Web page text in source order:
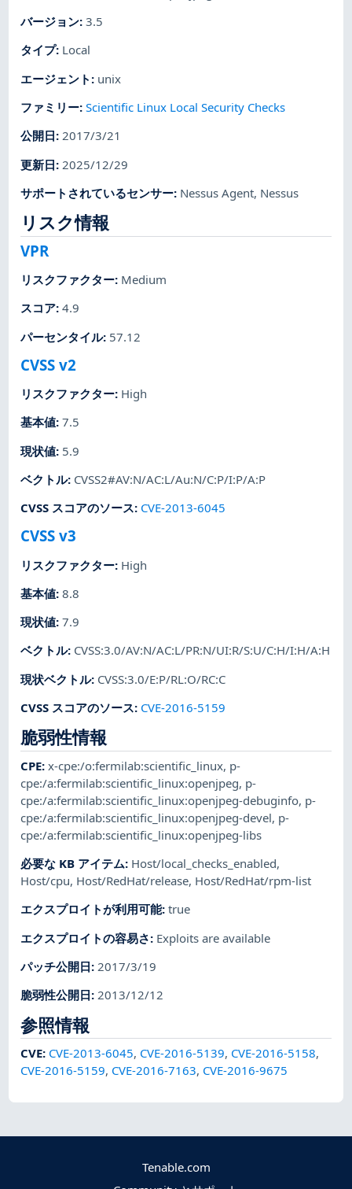
バージョン:3.5
タイプ: Local
エージェント : unix
ファミリー:Scientific Linux Local Security Checks
公開日:2017/3/21
更新日: 2025/12/29
サポートされているセンサー: Nessus Agent, Nessus
リスク情報
VPR
リスクファクター: Medium
スコア:4.9
パーセンタイル: 57.12
CVSS v2
リスクファクター: High
基本値:7.5
現状値: 5.9
ベクトル: CVSS2#AV:N/AC:L/Au:N/C:P/I:P/A:P
CVSS スコアのソース: CVE-2013-6045
CVSS v3
リスクファクター: High
基本値:8.8
現状値:7.9
ベクトル: CVSS:3.0/AV:N/AC:L/PR:N/UI:R/S:U/C:H/I:H/A:H
現状ベクトル: CVSS:3.0/E:P/RL:O/RC:C
CVSS スコアのソース: CVE-2016-5159
脆弱性情報
CPE:x-cpe:/o:fermilab:scientific_linux, p-
cpe:/a:fermilab:scientific_linux:openjpeg, p-
cpe:/a:fermilab:scientific_linux:openjpeg-debuginfo, p-
cpe:/a:fermilab:scientific_linux:openjpeg-devel, p-
cpe:/a:fermilab:scientific_linux:openjpeg-libs
必要な KB アイテム: Host/local_checks_enabled,
Host/cpu, Host/RedHat/release, Host/RedHat/rpm-list
エクスプロイトが利用可能:true
エクスプロイトの容易さ: Exploits are available
パッチ公開日:2017/3/19
脆弱性公開日:2013/12/12
参照情報
CVE: CVE-2013-6045, CVE-2016-5139, CVE-2016-5158,
CVE-2016-5159, CVE-2016-7163, CVE-2016-9675
Tenable.com